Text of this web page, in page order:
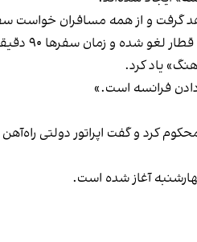
گرفت و از همه مسافران خواست
۹۰ دقیقه افزایش یافته است.
یاد کرد.
فرانسه است.»
کرد و گفت اپراتور دولتی راه‌آهن
آغاز شده است.